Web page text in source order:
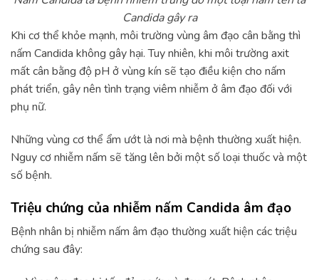
Candida gây ra
Khi cơ thể khỏe mạnh, môi trường vùng âm đạo cân bằng thì
nấm Candida không gây hại. Tuy nhiên, khi môi trường axit
mất cân bằng độ pH ở vùng kín sẽ tạo điều kiện cho nấm
phát triển, gây nên tình trạng viêm nhiễm ở âm đạo đối với
phụ nữ.
Những vùng cơ thể ẩm ướt là nơi mà bệnh thường xuất hiện.
Nguy cơ nhiễm nấm sẽ tăng lên bởi một số loại thuốc và một
số bệnh.
Triệu chứng của nhiễm nấm Candida âm đạo
Bệnh nhân bị nhiễm nấm âm đạo thường xuất hiện các triệu
chứng sau đây: